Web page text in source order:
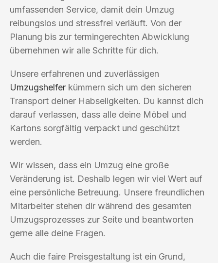
umfassenden Service, damit dein Umzug
reibungslos und stressfrei verläuft. Von der
Planung bis zur termingerechten Abwicklung
übernehmen wir alle Schritte für dich.
Unsere erfahrenen und zuverlässigen
Umzugshelfer kümmern sich um den sicheren
Transport deiner Habseligkeiten. Du kannst dich
darauf verlassen, dass alle deine Möbel und
Kartons sorgfältig verpackt und geschützt
werden.
Wir wissen, dass ein Umzug eine große
Veränderung ist. Deshalb legen wir viel Wert auf
eine persönliche Betreuung. Unsere freundlichen
Mitarbeiter stehen dir während des gesamten
Umzugsprozesses zur Seite und beantworten
gerne alle deine Fragen.
Auch die faire Preisgestaltung ist ein Grund,